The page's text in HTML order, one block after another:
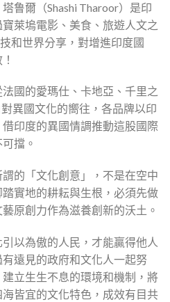
鲁爾（Shashi Tharoor）是印
萊塢電影、美食、旅遊人文之
和世界分享，對增進印度國
國的愛瑪仕、卡地亞、千里之
異國文化的嚮往，各品牌以印
印度的異國情調推動這股國際
擋。
的「文化創意」，不是在空中
實地的耕耘與生根，必須先做
原創力作為滋養創新的沃土。
以為傲的人民，才能贏得他人
遠見的政府和文化人一起努
立生生不息的環境和機制，將
皆宜的文化特色，成效有目共